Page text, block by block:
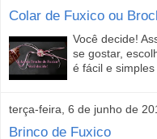
Colar de Fuxico ou
Você decide!
se gostar,
é fácil e simples
terça-feira, 6 de junho de
Brinco de Fuxico